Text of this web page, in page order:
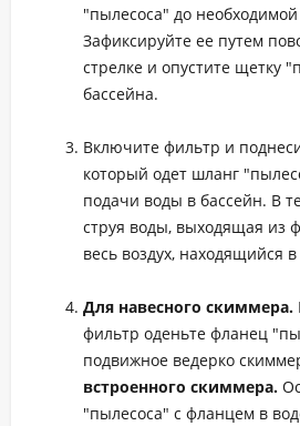
"пылесоса" до
Зафиксируйте ее путем
стрелке и опустите щетку
бассейна.
Включите фильтр и
который одет шланг
подачи воды в бассейн. В
струя воды, выходящая из
весь воздух, находящийся
Для навесного скиммера.
фильтр оденьте фланец
подвижное ведерко
встроенного скиммера.
"пылесоса" с фланцем в